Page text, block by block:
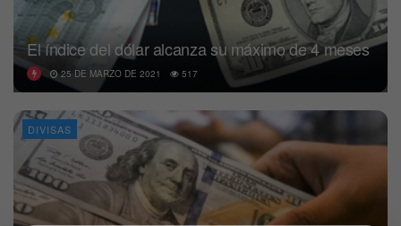
El índice del dólar alcanza su máximo de 4 meses
25 DE MARZO DE 2021 517
DIVISAS